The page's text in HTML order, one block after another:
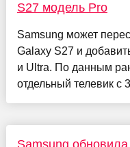
S27 модель Pro
Samsung может
Galaxy S27 и
и Ultra. По данным
отдельный телевик с